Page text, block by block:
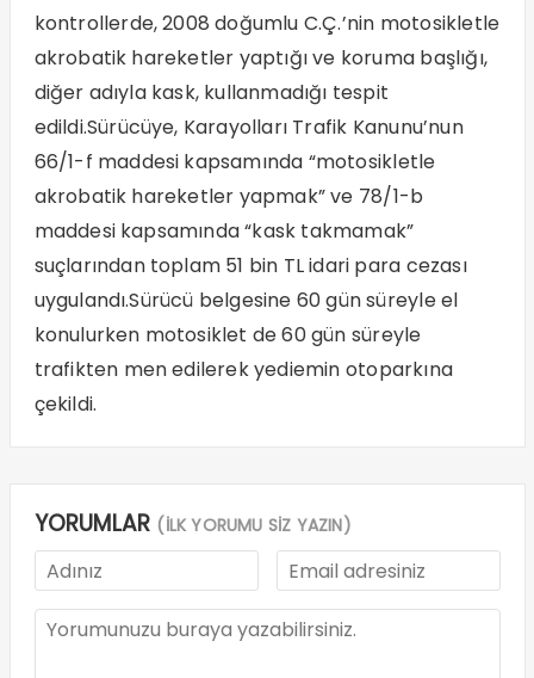
kontrollerde, 2008 doğumlu C.Ç.’nin motosikletle
akrobatik hareketler yaptığı ve koruma başlığı,
diğer adıyla kask, kullanmadığı tespit
edildi.Sürücüye, Karayolları Trafik Kanunu’nun
66/1-f maddesi kapsamında “motosikletle
akrobatik hareketler yapmak” ve 78/1-b
maddesi kapsamında “kask takmamak”
suçlarından toplam 51 bin TL idari para cezası
uygulandı.Sürücü belgesine 60 gün süreyle el
konulurken motosiklet de 60 gün süreyle
trafikten men edilerek yediemin otoparkına
çekildi.
YORUMLAR (İLK YORUMU SİZ YAZIN)